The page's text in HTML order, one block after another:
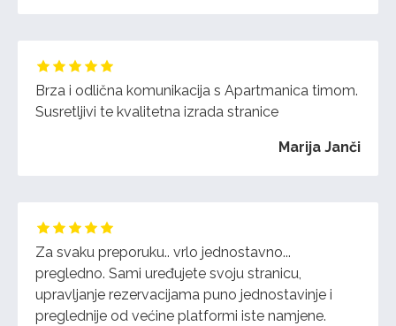
Brza i odlična komunikacija s Apartmanica timom.
Susretljivi te kvalitetna izrada stranice
Marija Janči
Za svaku preporuku.. vrlo jednostavno...
pregledno. Sami uređujete svoju stranicu,
upravljanje rezervacijama puno jednostavinje i
preglednije od većine platformi iste namjene.